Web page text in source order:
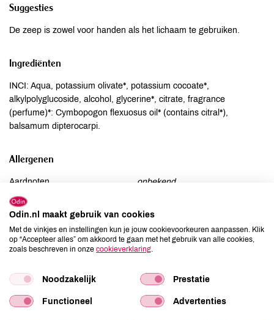
Suggesties
De zeep is zowel voor handen als het lichaam te gebruiken.
Ingrediënten
INCI: Aqua, potassium olivate*, potassium cocoate*,
alkylpolyglucoside, alcohol, glycerine*, citrate, fragrance
(perfume)*: Cymbopogon flexuosus oil* (contains citral*),
balsamum dipterocarpi.
Allergenen
Aardnoten
onbekend
Ei
Gluten
onbekend
Lactose
onbekend
Lupine
onbekend
Noten
onbekend
Schaaldieren
onbekend
Odin.nl maakt gebruik van cookies
Met de vinkjes en instellingen kun je jouw cookievoorkeuren aanpassen. Klik
op “Accepteer alles” om akkoord te gaan met het gebruik van alle cookies,
zoals beschreven in onze cookieverklaring.
Noodzakelijk Prestatie
Functioneel Advertenties